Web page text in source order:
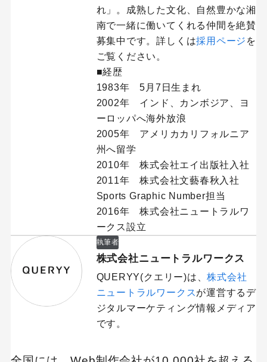
れ」。成熟した文化、自然豊かな湘
南で一緒に働いてくれる仲間を絶賛
募集中です。詳しくは採用ページ を
ご覧ください。
■経歴
1983年 5月7日生まれ
2002年 インド、カンボジア、ヨ
ーロッパへ海外放浪
2005年 アメリカカリフォルニア
州へ留学
2010年 株式会社エイ出版社入社
2011年 株式会社文藝春秋入社
Sports Graphic Number担当
2016年 株式会社ニュートラルワ
ークス設立
執筆者
株式会社ニュートラルワークス
QUERYY(クエリー)は、株式会社
ニュートラルワークスが運営するデ
ジタルマーケティング情報メディア
です。